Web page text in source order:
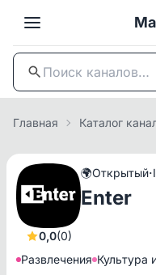
Главная Каталог
0,0(0)
🌍Открытый·
Enter
Развлечения Культура